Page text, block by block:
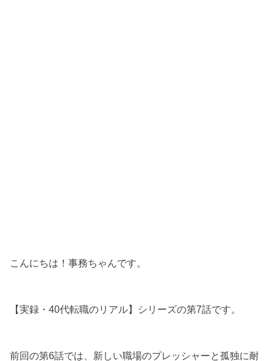
こんにちは！事務ちゃんです。
【実録・40代転職のリアル】シリーズの第7話です。
前回の第6話では、新しい職場のプレッシャーと孤独に耐